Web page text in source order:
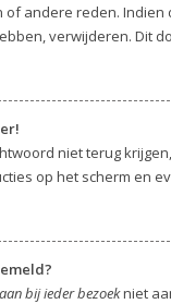
andere reden.
verwijderen. Dit
niet terug
op het scherm en
bij ieder bezoekniet